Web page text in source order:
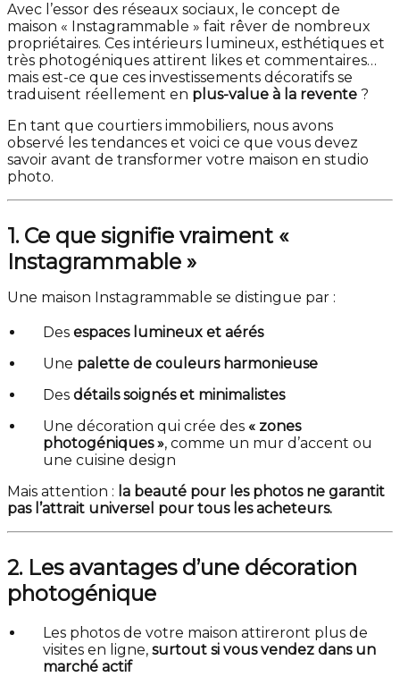
Avec l’essor des réseaux sociaux, le concept de
maison « Instagrammable » fait rêver de nombreux
propriétaires. Ces intérieurs lumineux, esthétiques et
très photogéniques attirent likes et commentaires…
mais est-ce que ces investissements décoratifs se
traduisent réellement en plus-value à la revente ?
En tant que courtiers immobiliers, nous avons
observé les tendances et voici ce que vous devez
savoir avant de transformer votre maison en studio
photo.
1. Ce que signifie vraiment «
Instagrammable »
Une maison Instagrammable se distingue par :
Des espaces lumineux et aérés
Une palette de couleurs harmonieuse
Des détails soignés et minimalistes
Une décoration qui crée des « zones
photogéniques », comme un mur d’accent ou
une cuisine design
Mais attention : la beauté pour les photos ne garantit
pas l’attrait universel pour tous les acheteurs.
2. Les avantages d’une décoration
photogénique
Les photos de votre maison attireront plus de
visites en ligne, surtout si vous vendez dans un
marché actif